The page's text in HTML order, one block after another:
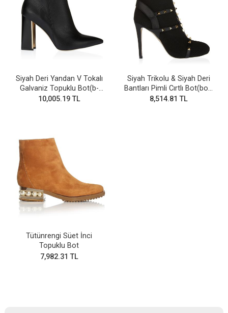
Siyah Deri Yandan V Tokalı
Galvaniz Topuklu Bot(b-
28v)
10,005.19 TL
Siyah Trikolu & Siyah Deri
Bantları Pimli Cırtlı Bot(bot-
255)
8,514.81 TL
Tütünrengi Süet İnci
Topuklu Bot
7,982.31 TL